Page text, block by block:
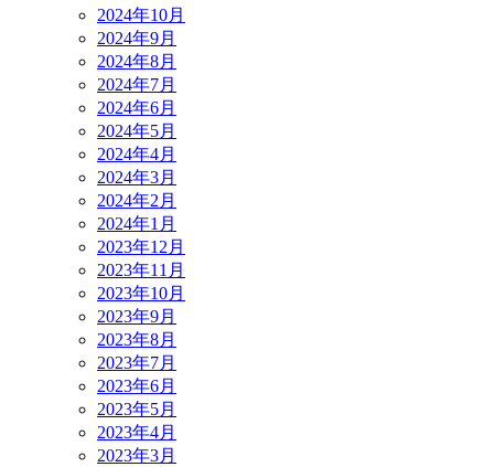
2024年10月
2024年9月
2024年8月
2024年7月
2024年6月
2024年5月
2024年4月
2024年3月
2024年2月
2024年1月
2023年12月
2023年11月
2023年10月
2023年9月
2023年8月
2023年7月
2023年6月
2023年5月
2023年4月
2023年3月